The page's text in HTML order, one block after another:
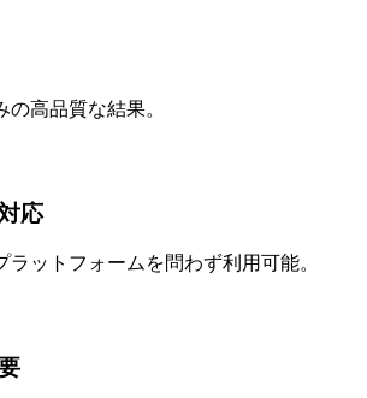
高品質な結果。
応
ラットフォームを問わず利用可能。